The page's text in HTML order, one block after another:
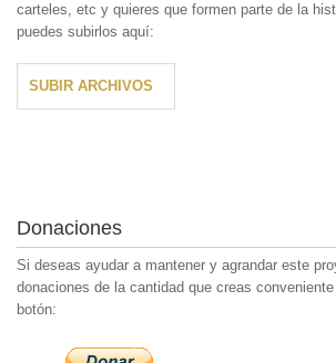
carteles, etc y quieres que formen parte de la
puedes subirlos aquí:
SUBIR ARCHIVOS
Donaciones
Si deseas ayudar a mantener y agrandar este
donaciones de la cantidad que creas
botón: